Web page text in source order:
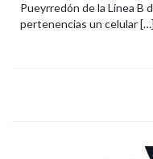
Pueyrredón de la Línea B
pertenencias un celular […]